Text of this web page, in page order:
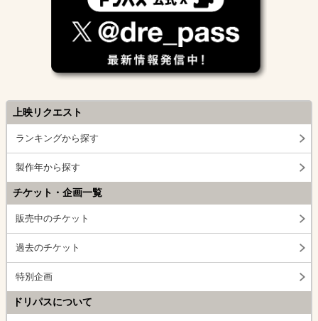
上映リクエスト
ランキングから探す
製作年から探す
チケット・企画一覧
販売中のチケット
過去のチケット
特別企画
ドリパスについて